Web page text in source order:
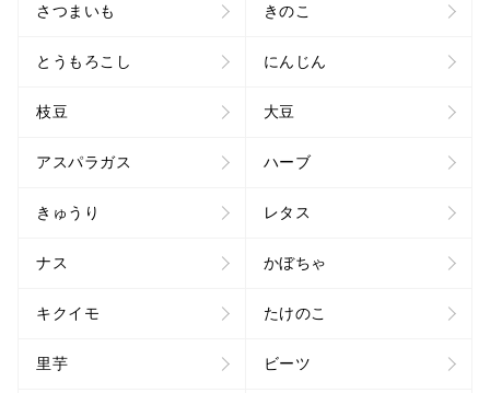
さつまいも きのこ
とうもろこし にんじん
枝豆 大豆
アスパラガス ハーブ
きゅうり レタス
ナス かぼちゃ
キクイモ たけのこ
里芋 ビーツ